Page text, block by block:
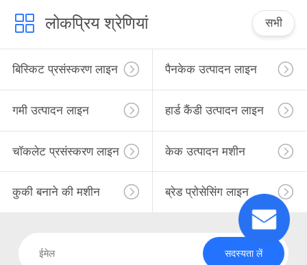
लोकप्रिय श्रेणियां सभी
बिस्किट प्रसंस्करण लाइन पैनकेक उत्पादन लाइन
गमी उत्पादन लाइन हार्ड कैंडी उत्पादन लाइन
चॉकलेट प्रसंस्करण लाइन केक उत्पादन मशीन
कुकी बनाने की मशीन ब्रेड प्रोसेसिंग लाइन
सदस्यता लें